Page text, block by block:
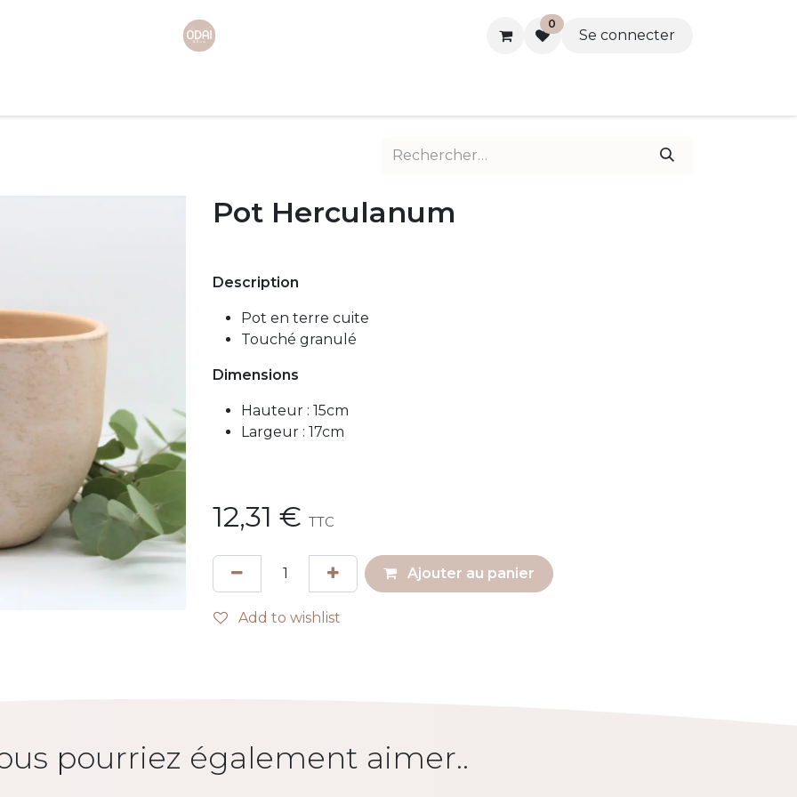
0
Se connecter
Pot Herculanum
Description
Pot en terre cuite
Touché granulé
Dimensions
Hauteur : 15cm
Largeur : 17cm
12,31 € TTC
Ajouter au panier
Add to wishlist
pourriez également aimer..